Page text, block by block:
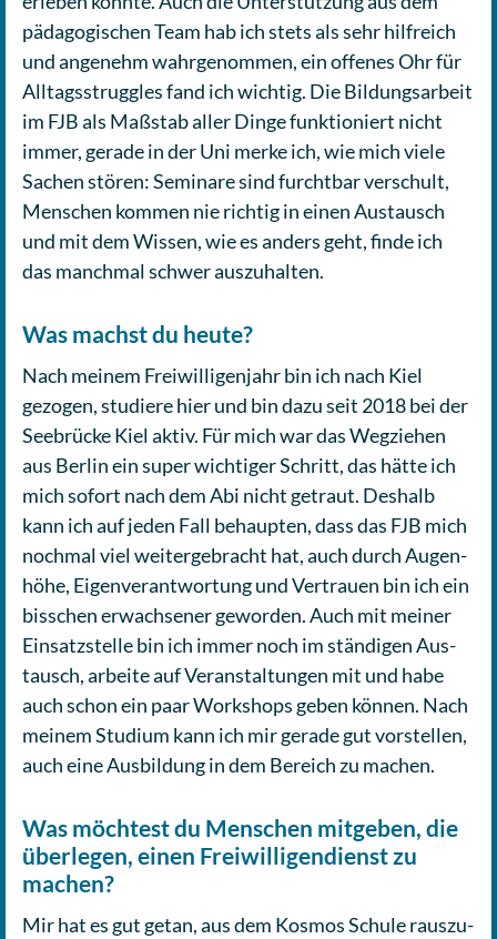
päd­ago­gi­schen Team hab ich stets als sehr hilf­reich
und ange­nehm wahr­ge­nom­men, ein offenes Ohr für
All­tags­strug­gles fand ich wichtig. Die Bil­dungs­ar­beit
im FJB als Maßstab aller Dinge funk­tio­niert nicht
immer, gerade in der Uni merke ich, wie mich viele
Sachen stören: Semi­na­re sind furcht­bar ver­schult,
Men­schen kommen nie richtig in einen Aus­tausch
und mit dem Wissen, wie es anders geht, finde ich
das manch­mal schwer auszuhalten.
Was machst du heute?
Nach meinem Frei­wil­li­gen­jahr bin ich nach Kiel
gezogen, stu­die­re hier und bin dazu seit 2018 bei der
See­brü­cke Kiel aktiv. Für mich war das Weg­zie­hen
aus Berlin ein super wich­ti­ger Schritt, das hätte ich
mich sofort nach dem Abi nicht getraut. Deshalb
kann ich auf jeden Fall behaup­ten, dass das FJB mich
nochmal viel wei­ter­ge­bracht hat, auch durch Augen­
hö­he, Eigen­ver­ant­wor­tung und Ver­trau­en bin ich ein
biss­chen erwach­se­ner gewor­den. Auch mit meiner
Ein­satz­stel­le bin ich immer noch im stän­di­gen Aus­
tausch, arbeite auf Ver­an­stal­tun­gen mit und habe
auch schon ein paar Work­shops geben können. Nach
meinem Studium kann ich mir gerade gut vor­stel­len,
auch eine Aus­bil­dung in dem Bereich zu machen.
Was möchtest du Menschen mitgeben, die
überlegen, einen Freiwilligendienst zu
machen?
Mir hat es gut getan, aus dem Kosmos Schule raus­zu­